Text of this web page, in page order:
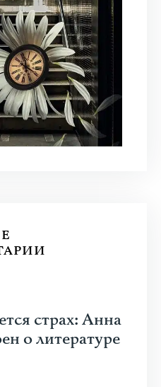
к оружию?
сетей? В чем...
страх: Анна
о литературе